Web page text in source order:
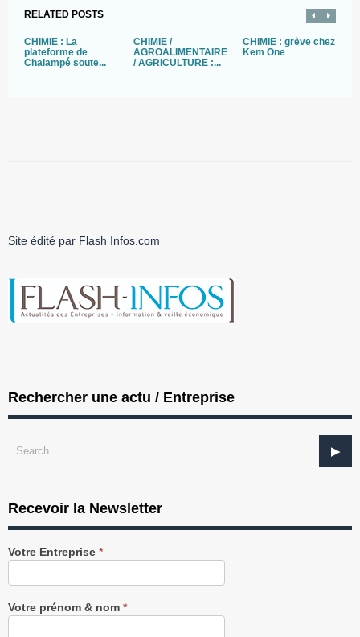
RELATED POSTS
CHIMIE : La
plateforme de
Chalampé soute...
CHIMIE /
AGROALIMENTAIRE
/ AGRICULTURE :...
CHIMIE : grève chez
Kem One
Site édité par Flash Infos.com
Rechercher une actu / Entreprise
Recevoir la Newsletter
Recevez
notre
gratuitement
Votre Entreprise *
Votre prénom & nom *